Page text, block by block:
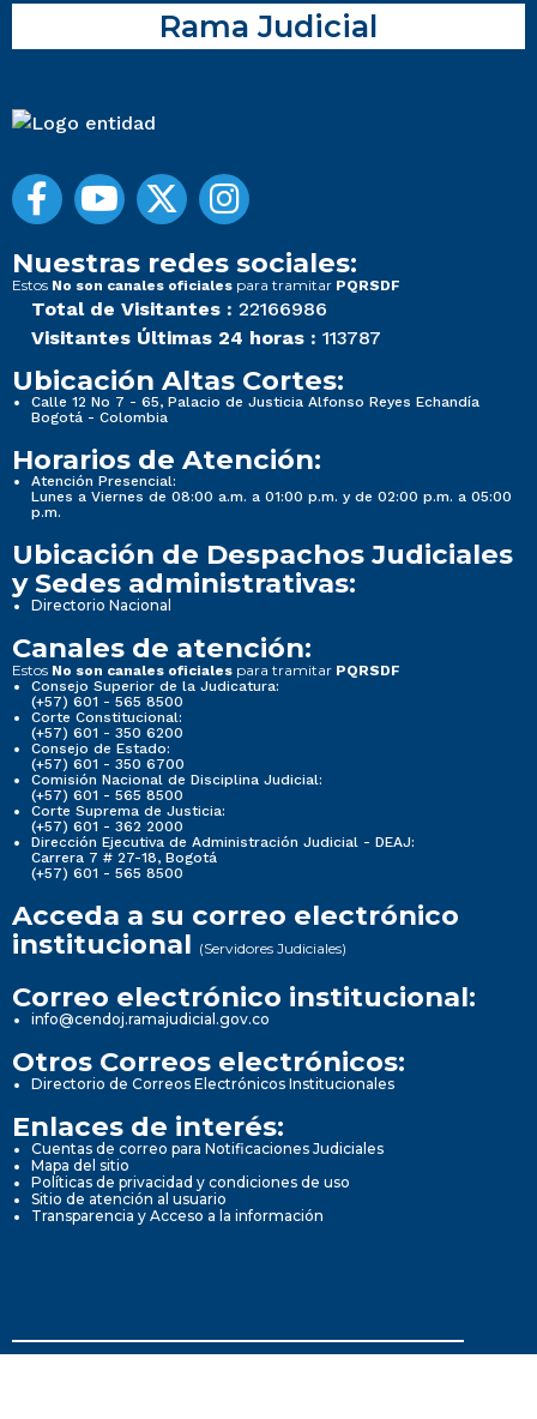
Rama Judicial
Nuestras redes sociales:
Estos No son canales oficiales para tramitar PQRSDF
Total de Visitantes : 22166986
Visitantes Últimas 24 horas : 113787
Ubicación Altas Cortes:
Calle 12 No 7 - 65, Palacio de Justicia Alfonso Reyes Echandía
Bogotá - Colombia
Horarios de Atención:
Atención Presencial:
Lunes a Viernes de 08:00 a.m. a 01:00 p.m. y de 02:00 p.m. a 05:00
p.m.
Ubicación de Despachos Judiciales
y Sedes administrativas:
Directorio Nacional
Canales de atención:
Estos No son canales oficiales para tramitar PQRSDF
Consejo Superior de la Judicatura:
(+57) 601 - 565 8500
Corte Constitucional:
(+57) 601 - 350 6200
Consejo de Estado:
(+57) 601 - 350 6700
Comisión Nacional de Disciplina Judicial:
(+57) 601 - 565 8500
Corte Suprema de Justicia:
(+57) 601 - 362 2000
Dirección Ejecutiva de Administración Judicial - DEAJ:
Carrera 7 # 27-18, Bogotá
(+57) 601 - 565 8500
Acceda a su correo electrónico
institucional (Servidores Judiciales)
Correo electrónico institucional:
info@cendoj.ramajudicial.gov.co
Otros Correos electrónicos:
Directorio de Correos Electrónicos Institucionales
Enlaces de interés:
Cuentas de correo para Notificaciones Judiciales
Mapa del sitio
Políticas de privacidad y condiciones de uso
Sitio de atención al usuario
Transparencia y Acceso a la información